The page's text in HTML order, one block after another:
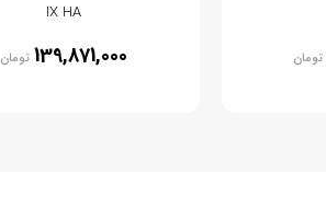
تومان
IX HA
139,871,000 تومان